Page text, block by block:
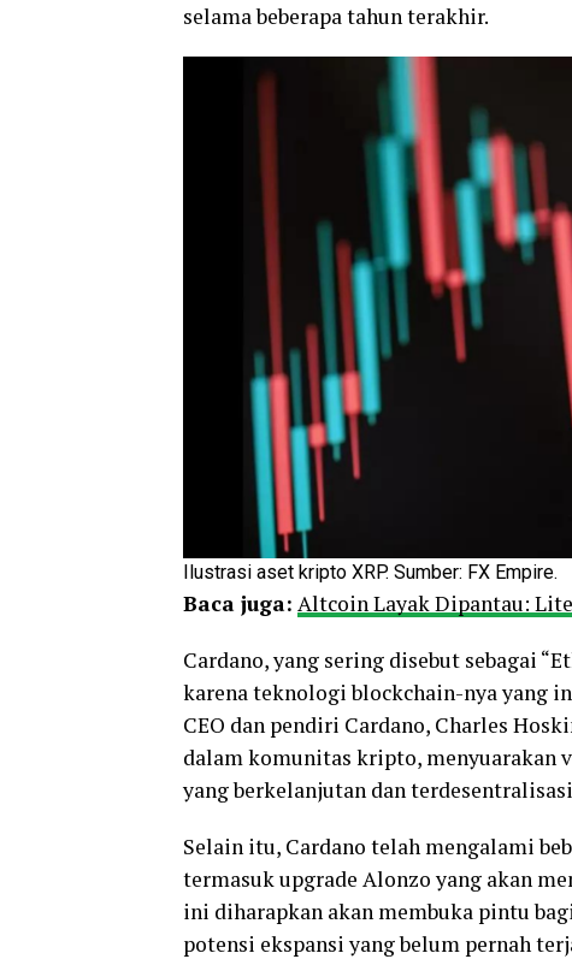
selama beberapa tahun terakhir.
Ilustrasi aset kripto XRP. Sumber: FX Empire.
Baca juga: Altcoin Layak Dipantau:
Cardano, yang sering disebut sebagai
karena teknologi blockchain-nya yang
CEO dan pendiri Cardano, Charles
dalam komunitas kripto, menyuarakan
yang berkelanjutan dan
Selain itu, Cardano telah mengalami
termasuk upgrade Alonzo yang akan
ini diharapkan akan membuka pintu
potensi ekspansi yang belum pernah